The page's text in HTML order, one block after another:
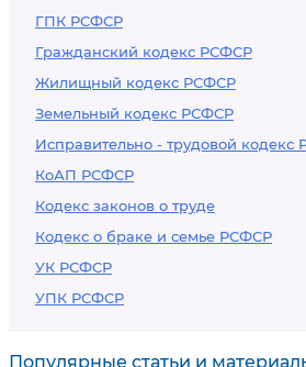
ГПК РСФСР
Гражданский кодекс РСФСР
Жилищный кодекс РСФСР
Земельный кодекс РСФСР
Исправительно - трудовой кодекс
КоАП РСФСР
Кодекс законов о труде
Кодекс о браке и семье РСФСР
УК РСФСР
УПК РСФСР
Популярные статьи и